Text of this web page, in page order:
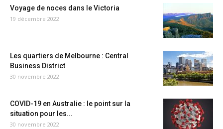
Voyage de noces dans le Victoria
19 décembre 2022
Les quartiers de Melbourne : Central
Business District
30 novembre 2022
COVID-19 en Australie : le point sur la
situation pour les...
30 novembre 2022